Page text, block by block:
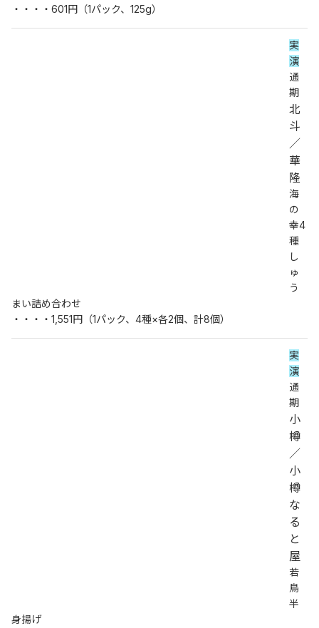
・・・・601円（1パック、125g）
実
演
通
期
北
斗
／
華
隆
海
の
幸4
種
し
ゅ
う
まい詰め合わせ
・・・・1,551円（1パック、4種×各2個、計8個）
実
演
通
期
小
樽
／
小
樽
な
る
と
屋
若
鳥
半
身揚げ